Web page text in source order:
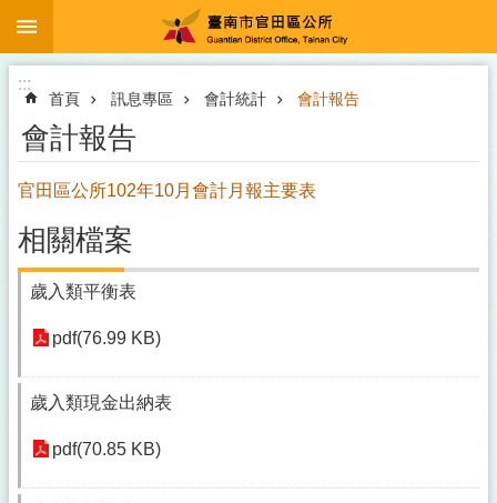
跳到主要內容區塊
:::
首頁 訊息專區 會計統計 會計報告
會計報告
官田區公所102年10月會計月報主要表
相關檔案
歲入類平衡表
pdf(76.99 KB)
歲入類現金出納表
pdf(70.85 KB)